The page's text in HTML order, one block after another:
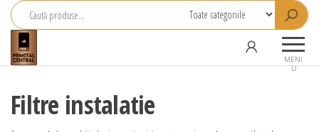
Central
MENI
U
Filtre instalatie